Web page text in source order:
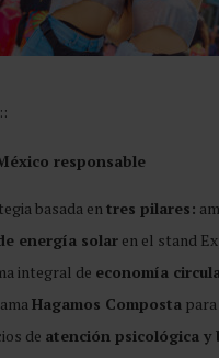
responsable
basada entres pilares:
energía solaren el stand
integral de economía
Hagamos Compostapara
de atención psicológica y